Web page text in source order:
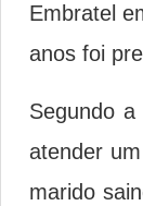
Embratel
anos foi
Segundo
atender
marido